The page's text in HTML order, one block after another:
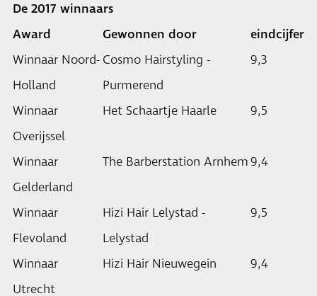
De 2017 winnaars
Award
Gewonnen door
eindcijfer
Winnaar Noord-
Holland
Cosmo Hairstyling -
Purmerend
9,3
Winnaar
Overijssel
Het Schaartje Haarle 9,5
Winnaar
Gelderland
The Barberstation Arnhem9,4
Winnaar
Flevoland
Hizi Hair Lelystad -
Lelystad
9,5
Winnaar
Utrecht
Hizi Hair Nieuwegein 9,4